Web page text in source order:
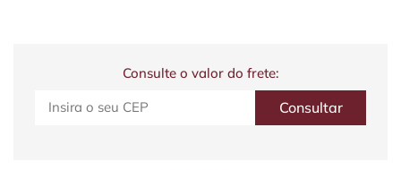
Consulte o valor do frete: